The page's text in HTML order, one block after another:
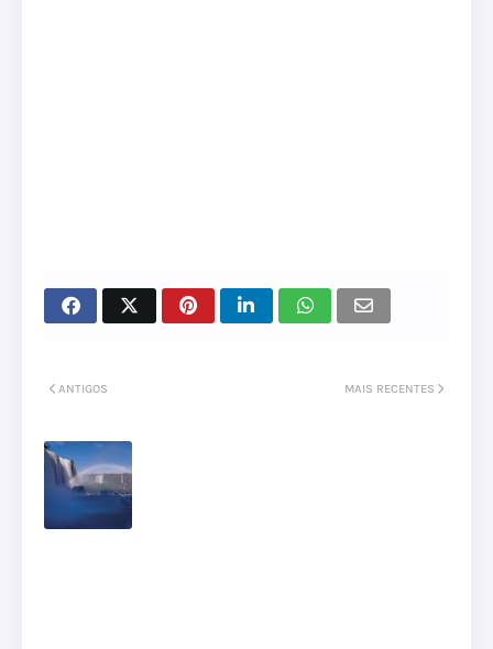
MAIS RECENTES
ANTIGOS